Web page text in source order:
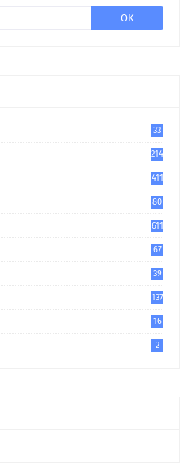
33
214
411
80
611
67
39
137
16
2